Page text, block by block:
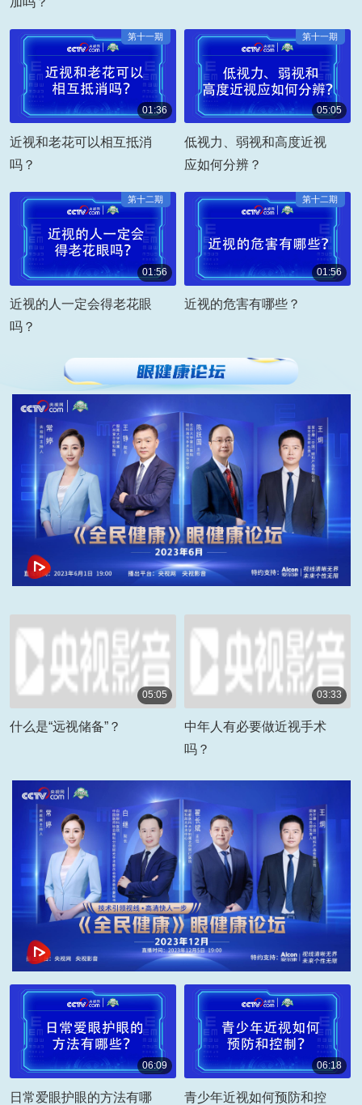
第十一期
01:36
近视和老花可以相互抵消
吗？
第十一期
05:05
低视力、弱视和高度近视
应如何分辨？
第十二期
01:56
近视的人一定会得老花眼
吗？
第十二期
01:56
近视的危害有哪些？
05:05
什么是“远视储备”？
03:33
中年人有必要做近视手术
吗？
06:09
日常爱眼护眼的方法有哪
06:18
青少年近视如何预防和控